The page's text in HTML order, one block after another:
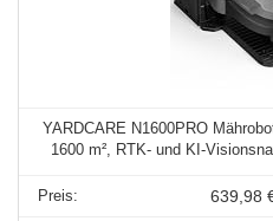
YARDCARE N1600PRO
1600 m², RTK- und KI-
639,98